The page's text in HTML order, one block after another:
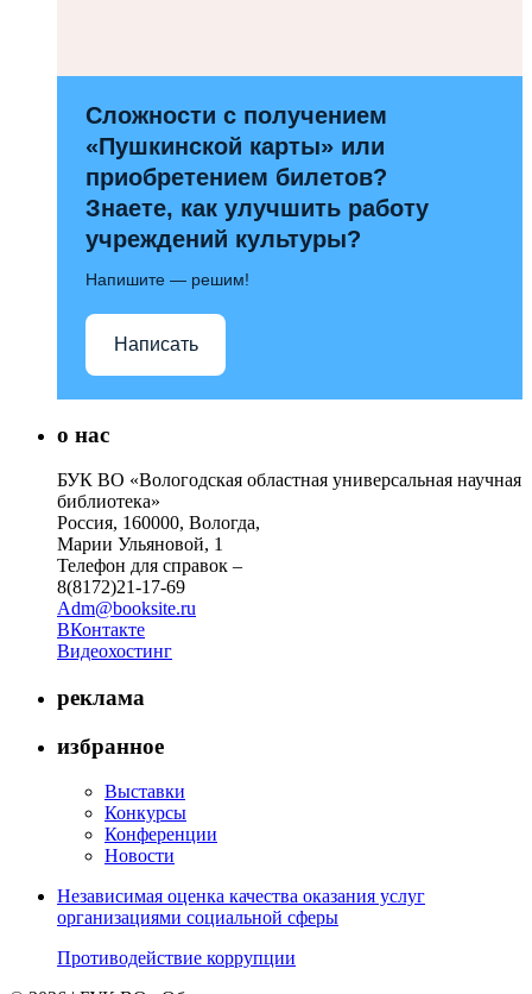
Сложности с получением
«Пушкинской карты» или
приобретением билетов?
Знаете, как улучшить работу
учреждений культуры?
Напишите — решим!
Написать
о нас
БУК ВО «Вологодская областная универсальная научная
библиотека»
Россия, 160000, Вологда,
Марии Ульяновой, 1
Телефон для справок –
8(8172)21-17-69
Adm@booksite.ru
ВКонтакте
Видеохостинг
реклама
избранное
Выставки
Конкурсы
Конференции
Новости
Независимая оценка качества оказания услуг
организациями социальной сферы
Противодействие коррупции